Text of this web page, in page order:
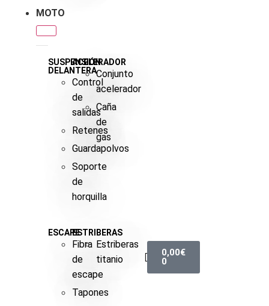
MOTO
SUSPENSIÓN
DELANTERA
Control
de
salidas
Retenes
Guardapolvos
Soporte
de
horquilla
ACELERADOR
Conjunto
acelerador
Caña
de
gas
ESCAPE
Fibra
de
escape
Tapones
ESTRIBERAS
Estriberas
titanio
0,00€
0